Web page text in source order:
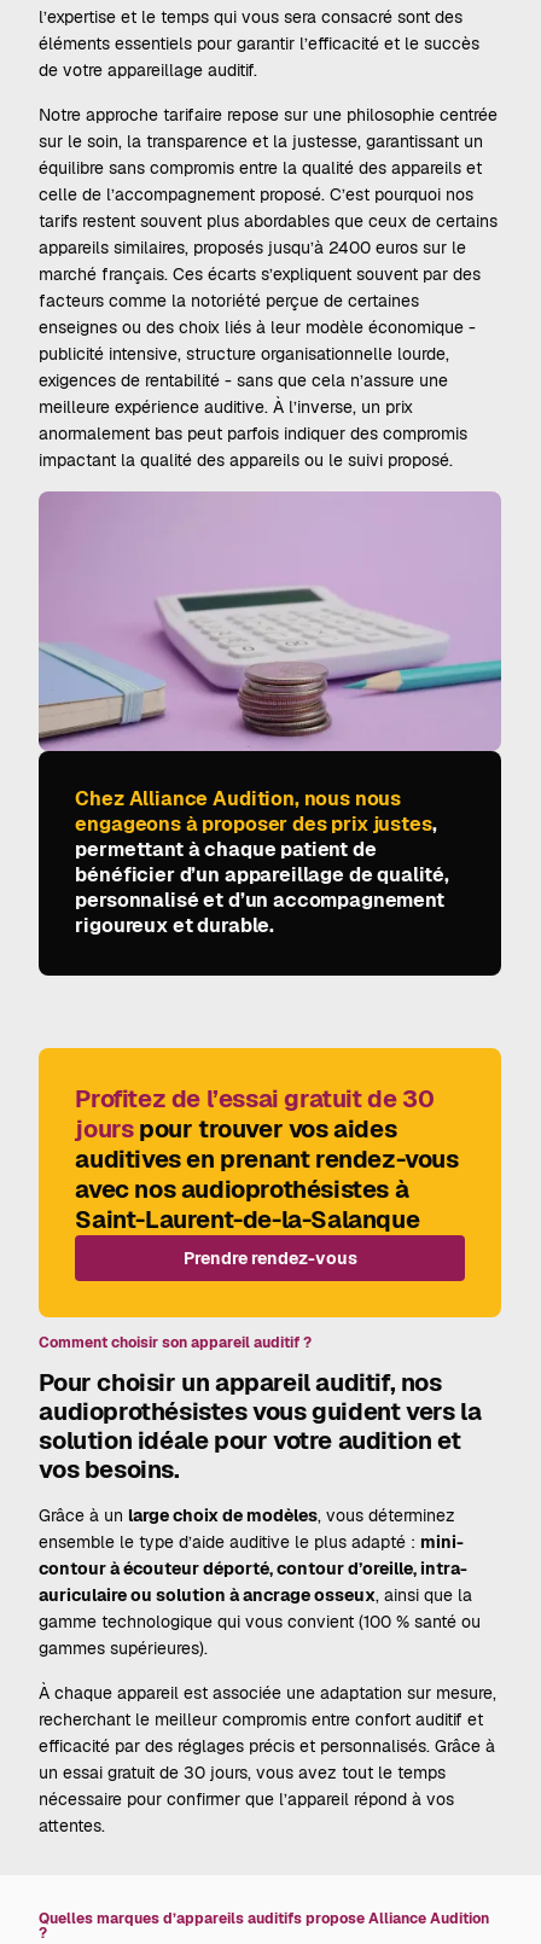
l’expertise et le temps qui vous sera consacré sont des
éléments essentiels pour garantir l’efficacité et le succès
de votre appareillage auditif.
Notre approche tarifaire repose sur une philosophie centrée
sur le soin, la transparence et la justesse, garantissant un
équilibre sans compromis entre la qualité des appareils et
celle de l’accompagnement proposé. C’est pourquoi nos
tarifs restent souvent plus abordables que ceux de certains
appareils similaires, proposés jusqu’à 2400 euros sur le
marché français. Ces écarts s’expliquent souvent par des
facteurs comme la notoriété perçue de certaines
enseignes ou des choix liés à leur modèle économique -
publicité intensive, structure organisationnelle lourde,
exigences de rentabilité - sans que cela n’assure une
meilleure expérience auditive. À l’inverse, un prix
anormalement bas peut parfois indiquer des compromis
impactant la qualité des appareils ou le suivi proposé.
Chez Alliance Audition, nous nous
engageons à proposer des prix justes,
permettant à chaque patient de
bénéficier d’un appareillage de qualité,
personnalisé et d’un accompagnement
rigoureux et durable.
Comment choisir son appareil auditif ?
Pour choisir un appareil auditif, nos
audioprothésistes vous guident vers la
solution idéale pour votre audition et
vos besoins.
Grâce à un large choix de modèles, vous déterminez
ensemble le type d’aide auditive le plus adapté : mini-
contour à écouteur déporté, contour d’oreille, intra-
auriculaire ou solution à ancrage osseux, ainsi que la
gamme technologique qui vous convient (100 % santé ou
gammes supérieures).
À chaque appareil est associée une adaptation sur mesure,
recherchant le meilleur compromis entre confort auditif et
efficacité par des réglages précis et personnalisés. Grâce à
un essai gratuit de 30 jours, vous avez tout le temps
nécessaire pour confirmer que l’appareil répond à vos
attentes.
Profitez de l’essai gratuit de 30
jourspour trouver vos aides
auditives en prenant rendez-vous
avec nos audioprothésistes à
Saint-Laurent-de-la-Salanque
Prendre rendez-vous
Quelles marques d’appareils auditifs propose Alliance Audition
?